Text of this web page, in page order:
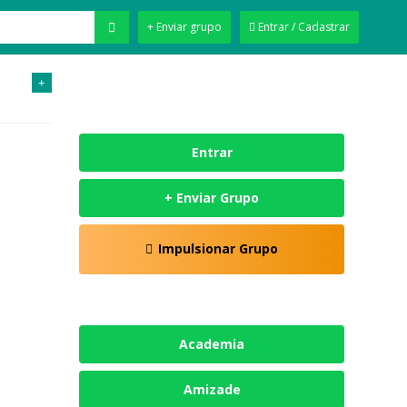
Entrar / Cadastrar
+ Enviar grupo
+
Entrar
+ Enviar Grupo
Impulsionar Grupo
Academia
Amizade